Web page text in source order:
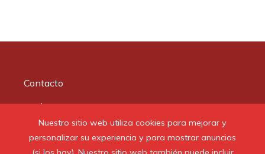
Nuestro sitio web utiliza cookies para mejorar y
personalizar su experiencia y para mostrar anuncios
Contacto
Quiénes somos